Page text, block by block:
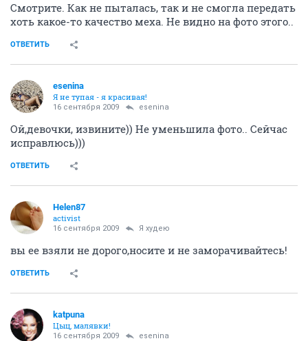
Смотрите. Как не пыталась, так и не смогла передать
хоть какое-то качество меха. Не видно на фото этого..
ОТВЕТИТЬ
esenina
Я не тупая - я красивая!
16 сентября 2009 esenina
Ой,девочки, извините)) Не уменьшила фото.. Сейчас
исправлюсь)))
ОТВЕТИТЬ
Helen87
activist
16 сентября 2009 Я худею
вы ее взяли не дорого,носите и не заморачивайтесь!
ОТВЕТИТЬ
katpuna
Цыц, малявки!
16 сентября 2009 esenina